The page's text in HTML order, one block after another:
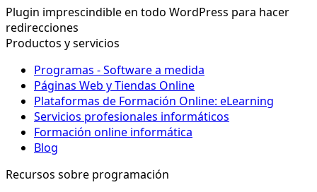
Plugin imprescindible en todo WordPress para hacer
redirecciones
Productos y servicios
Programas - Software a medida
Páginas Web y Tiendas Online
Plataformas de Formación Online: eLearning
Servicios profesionales informáticos
Formación online informática
Blog
Recursos sobre programación